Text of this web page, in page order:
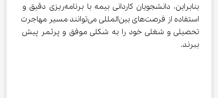
بنابراین، دانشجویان کاردانی بیمه با برنامه‌ریزی دقیق و
استفاده از فرصت‌های بین‌المللی می‌توانند مسیر مهاجرت
تحصیلی و شغلی خود را به شکلی موفق و پرثمر پیش
ببرند.